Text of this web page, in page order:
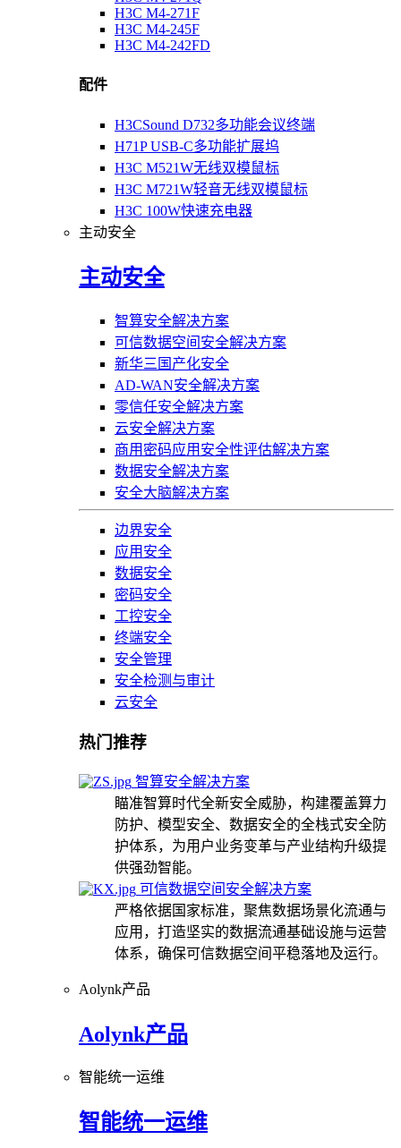
H3C M4-271F
H3C M4-245F
H3C M4-242FD
配件
H3CSound D732多功能会议终端
H71P USB-C多功能扩展坞
H3C M521W无线双模鼠标
H3C M721W轻音无线双模鼠标
H3C 100W快速充电器
主动安全
主动安全
智算安全解决方案
可信数据空间安全解决方案
新华三国产化安全
AD-WAN安全解决方案
零信任安全解决方案
云安全解决方案
商用密码应用安全性评估解决方案
数据安全解决方案
安全大脑解决方案
边界安全
应用安全
数据安全
密码安全
工控安全
终端安全
安全管理
安全检测与审计
云安全
热门推荐
智算安全解决方案
瞄准智算时代全新安全威胁，构建覆盖算力
防护、模型安全、数据安全的全栈式安全防
护体系，为用户业务变革与产业结构升级提
供强劲智能。
可信数据空间安全解决方案
严格依据国家标准，聚焦数据场景化流通与
应用，打造坚实的数据流通基础设施与运营
体系，确保可信数据空间平稳落地及运行。
Aolynk产品
Aolynk产品
智能统一运维
智能统一运维